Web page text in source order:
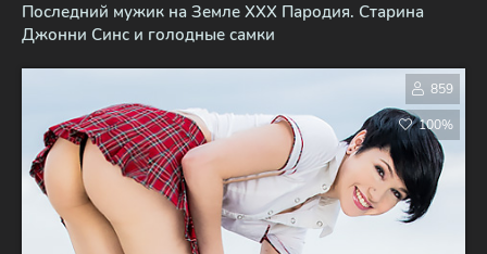
Последний мужик на Земле XXX Пародия. Старина
Джонни Синс и голодные самки
859
100%